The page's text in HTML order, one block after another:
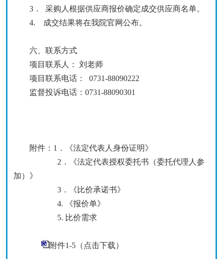
3 ． 采购人 根据供应商报价确定成交供应商名单。
4.
成交结果将在我院官网公布。
六、 联系方式
项目 联系人：
刘老师
项目 联系电话：
0731-88090222
监督投诉电话： 0731-88090301
附件： 1．《法定代表人身份证明》
2．《法定代表授权委托书（委托代理人参
加）》
3．《比价承诺书》
4.
《报价单》
5. 比价需求
附件1-5（点击下载）